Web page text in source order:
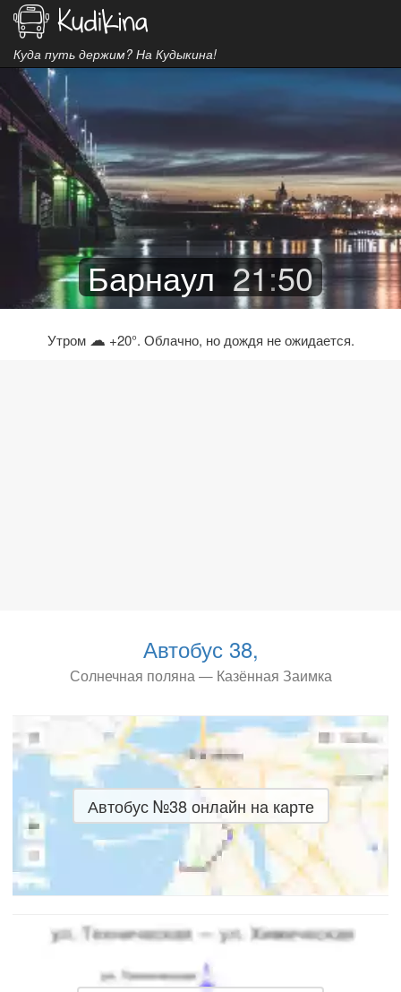
Куда путь держим? На Кудыкина!
Барнаул 21:50
Утром ☁ +20°. Облачно, но дождя не ожидается.
Автобус 38,
Солнечная поляна — Казённая Заимка
Автобус №38 онлайн на карте